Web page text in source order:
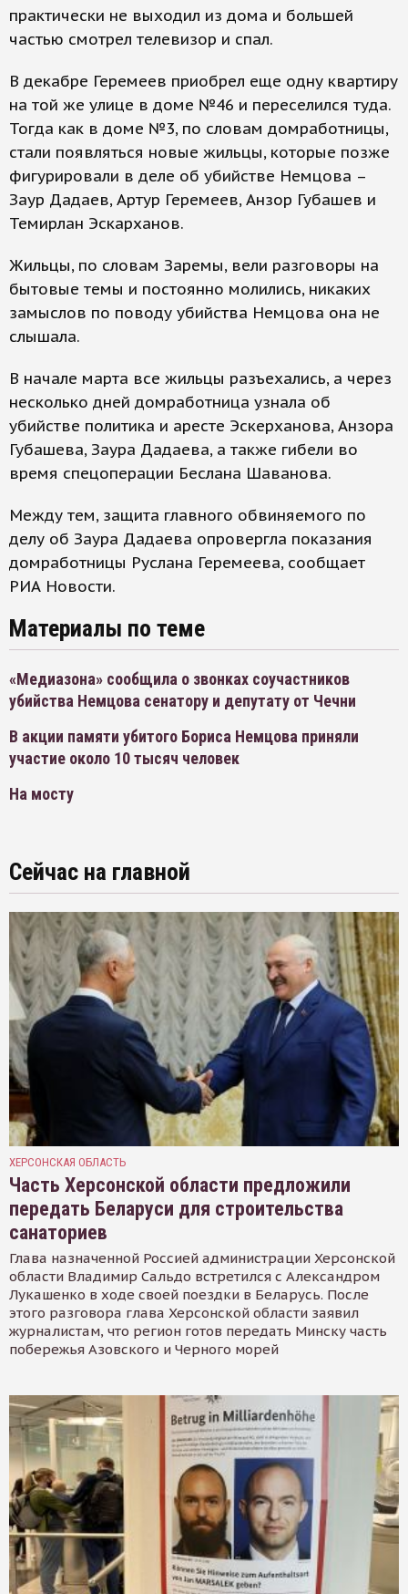
практически не выходил из дома и большей
частью смотрел телевизор и спал.
В декабре Геремеев приобрел еще одну квартиру
на той же улице в доме №46 и переселился туда.
Тогда как в доме №3, по словам домработницы,
стали появляться новые жильцы, которые позже
фигурировали в деле об убийстве Немцова –
Заур Дадаев, Артур Геремеев, Анзор Губашев и
Темирлан Эскарханов.
Жильцы, по словам Заремы, вели разговоры на
бытовые темы и постоянно молились, никаких
замыслов по поводу убийства Немцова она не
слышала.
В начале марта все жильцы разъехались, а через
несколько дней домработница узнала об
убийстве политика и аресте Эскерханова, Анзора
Губашева, Заура Дадаева, а также гибели во
время спецоперации Беслана Шаванова.
Между тем, защита главного обвиняемого по
делу об Заура Дадаева опровергла показания
домработницы Руслана Геремеева, сообщает
РИА Новости.
Материалы по теме
«Медиазона» сообщила о звонках соучастников
убийства Немцова сенатору и депутату от Чечни
В акции памяти убитого Бориса Немцова приняли
участие около 10 тысяч человек
На мосту
Сейчас на главной
ХЕРСОНСКАЯ ОБЛАСТЬ
Часть Херсонской области предложили
передать Беларуси для строительства
санаториев
Глава назначенной Россией администрации Херсонской
области Владимир Сальдо встретился с Александром
Лукашенко в ходе своей поездки в Беларусь. После
этого разговора глава Херсонской области заявил
журналистам, что регион готов передать Минску часть
побережья Азовского и Черного морей